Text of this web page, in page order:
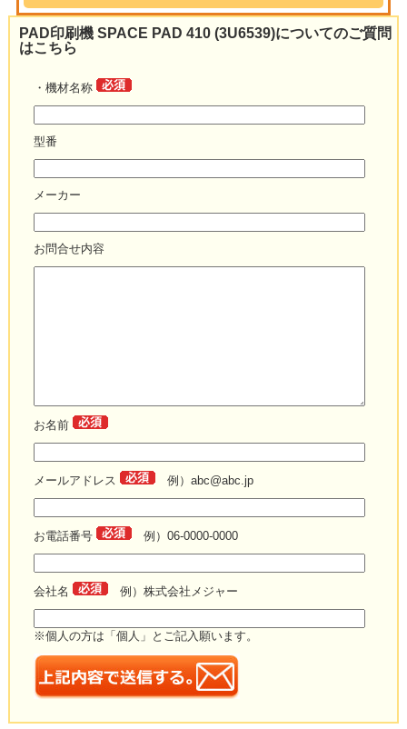
PAD印刷機 SPACE PAD 410 (3U6539)についてのご質問
はこちら
・機材名称
型番
メーカー
お問合せ内容
お名前
メールアドレス 例）abc@abc.jp
お電話番号 例）06-0000-0000
会社名 例）株式会社メジャー
※個人の方は「個人」とご記入願います。